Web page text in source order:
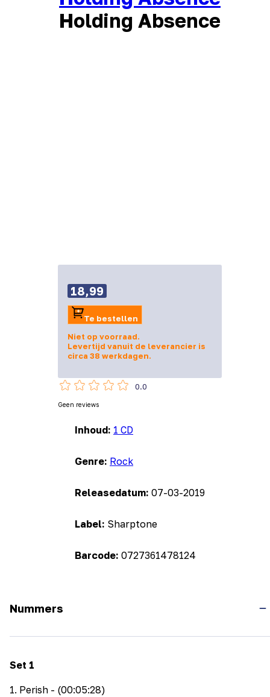
Holding Absence
Inhoud: 1 CD
Genre: Rock
Releasedatum: 07-03-2019
Label: Sharptone
Barcode: 0727361478124
18,99
Te bestellen
Niet op voorraad.
Levertijd vanuit de leverancier is
circa 38 werkdagen.
0.0
Geen reviews
Nummers
Set 1
1. Perish - (00:05:28)